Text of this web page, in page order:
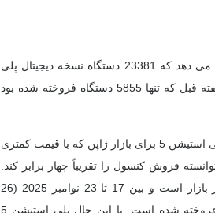
تنها در دو تا سه روز، تا 23 نوامبر 2025، آمار فروش نشان می دهد که 23381 دستگاه نسخه دیجیتال پلی
استیشن 5 در ژاپن فروخته شده است. این رقم نسبت به هفته قبل که تنها 5855 دستگاه فروخته شده بود
به گزارش گیمفا، این آمار حاکی از آن است که مدل جدید پلی استیشن 5 برای بازار ژاپن که با قیمت کمتری
فروش کنسول را تقریباً چهار برابر کند.
البته کنسول نینتندو سوییچ 2 همچنان با اختلاف زیادی پیشتاز بازار است و بین 17 تا 23 نوامبر 2025 (26
نوامبر تا 2 دسامبر 1404) بیش از 126000 دستگاه از آن فروخته شده است. با این حال پلی استیشن 5